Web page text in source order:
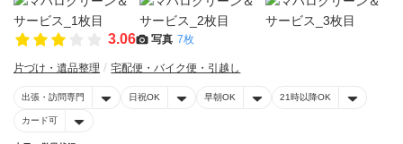
3.06 写真 7枚
片づけ・遺品整理 宅配便・バイク便・引越し
出張・訪問専門 日祝OK 早朝OK 21時以降OK
カード可